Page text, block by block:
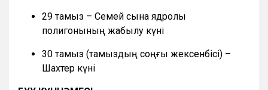
29 тамыз – Семей сынақ ядролық
полигонының жабылу күні
30 тамыз (тамыздың соңғы жексенбісі) –
Шахтер күні